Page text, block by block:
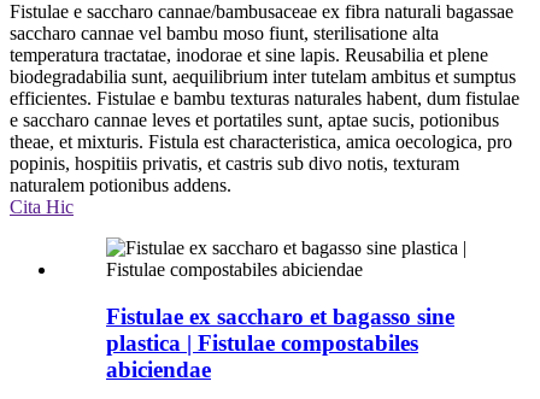
Fistulae e saccharo cannae/bambusaceae ex fibra naturali bagassae
saccharo cannae vel bambu moso fiunt, sterilisatione alta
temperatura tractatae, inodorae et sine lapis. Reusabilia et plene
biodegradabilia sunt, aequilibrium inter tutelam ambitus et sumptus
efficientes. Fistulae e bambu texturas naturales habent, dum fistulae
e saccharo cannae leves et portatiles sunt, aptae sucis, potionibus
theae, et mixturis. Fistula est characteristica, amica oecologica, pro
popinis, hospitiis privatis, et castris sub divo notis, texturam
naturalem potionibus addens.
Cita Hic
Fistulae ex saccharo et bagasso sine
plastica | Fistulae compostabiles
abiciendae